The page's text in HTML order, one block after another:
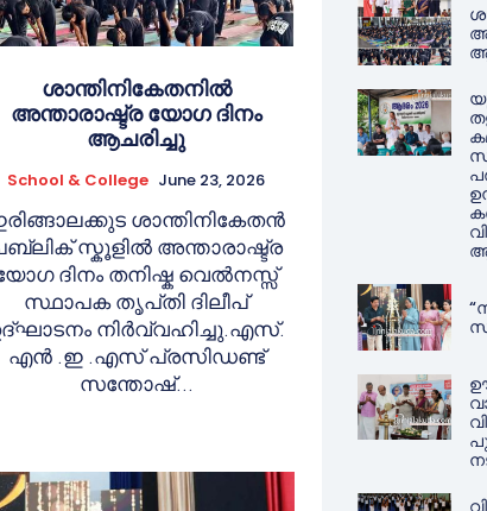
ശാന്തിനികേതനിൽ
അന്താരാഷ്ട്ര യോഗ ദിനം
ആചരിച്ചു
School & College June 23, 2026
ശാന്തിനികേതൻ
സ്കൂളിൽ അന്താരാഷ്ട്ര
ദിനം തനിഷ്ക വെൽനസ്സ്
സ്ഥാപക തൃപ്‌തി ദിലീപ്
നിർവ്വഹിച്ചു.എസ്.
എൻ .ഇ .എസ് പ്രസിഡണ്ട്
സന്തോഷ്...